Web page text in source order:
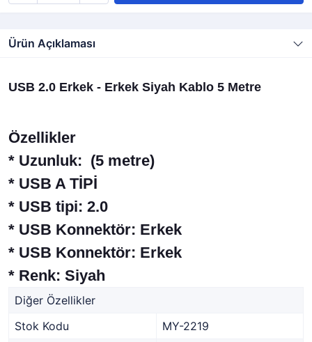
Ürün Açıklaması
USB 2.0 Erkek - Erkek Siyah Kablo 5 Metre
Özellikler
* Uzunluk: (5 metre)
* USB A TİPİ
* USB tipi: 2.0
* USB Konnektör: Erkek
* USB Konnektör: Erkek
* Renk: Siyah
Diğer Özellikler
Stok Kodu
MY-2219